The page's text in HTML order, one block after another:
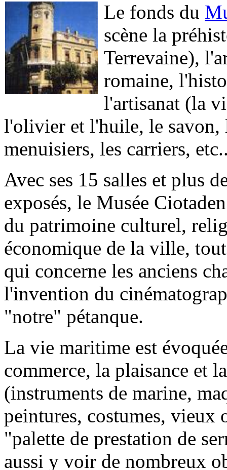
Le fonds du
scène la
Terrevaine),
romaine,
l'artisanat (la
l'olivier et l'huile, le savon,
menuisiers, les carriers,
Avec ses 15 salles et plus
exposés, le Musée
du patrimoine culturel,
économique de la ville,
qui concerne les anciens
l'invention du
"notre" pétanque.
La vie maritime est
commerce, la plaisance et
(instruments de marine,
peintures, costumes, vieux
"palette de prestation de
aussi y voir de nombreux